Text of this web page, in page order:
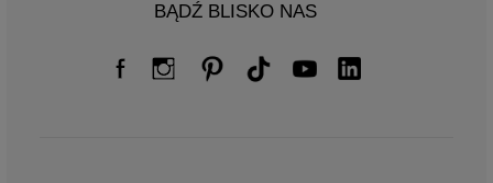
BĄDŹ BLISKO NAS